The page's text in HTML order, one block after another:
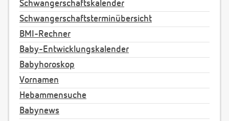
Schwangerschaftskalender
Schwangerschaftsterminübersicht
BMI-Rechner
Baby-Entwicklungskalender
Babyhoroskop
Vornamen
Hebammensuche
Babynews